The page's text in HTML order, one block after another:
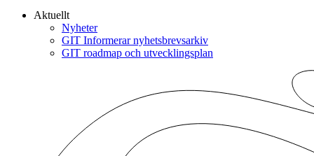
Aktuellt
Nyheter
GIT Informerar nyhetsbrevsarkiv
GIT roadmap och utvecklingsplan